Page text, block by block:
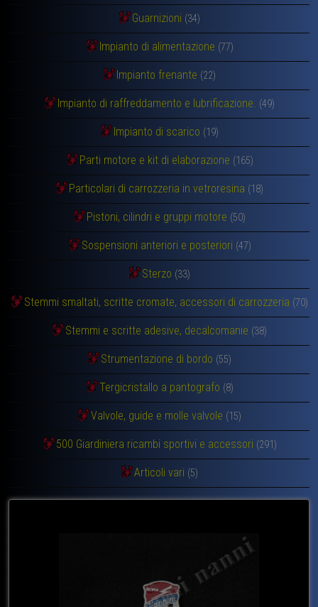
Guarnizioni (34)
Impianto di alimentazione (77)
Impianto frenante (22)
Impianto di raffreddamento e lubrificazione. (49)
Impianto di scarico (19)
Parti motore e kit di elaborazione (165)
Particolari di carrozzeria in vetroresina (18)
Pistoni, cilindri e gruppi motore (50)
Sospensioni anteriori e posteriori (47)
Sterzo (33)
Stemmi smaltati, scritte cromate, accessori di carrozzeria (70)
Stemmi e scritte adesive, decalcomanie (38)
Strumentazione di bordo (55)
Tergicristallo a pantografo (8)
Valvole, guide e molle valvole (15)
500 Giardiniera ricambi sportivi e accessori (291)
Articoli vari (5)